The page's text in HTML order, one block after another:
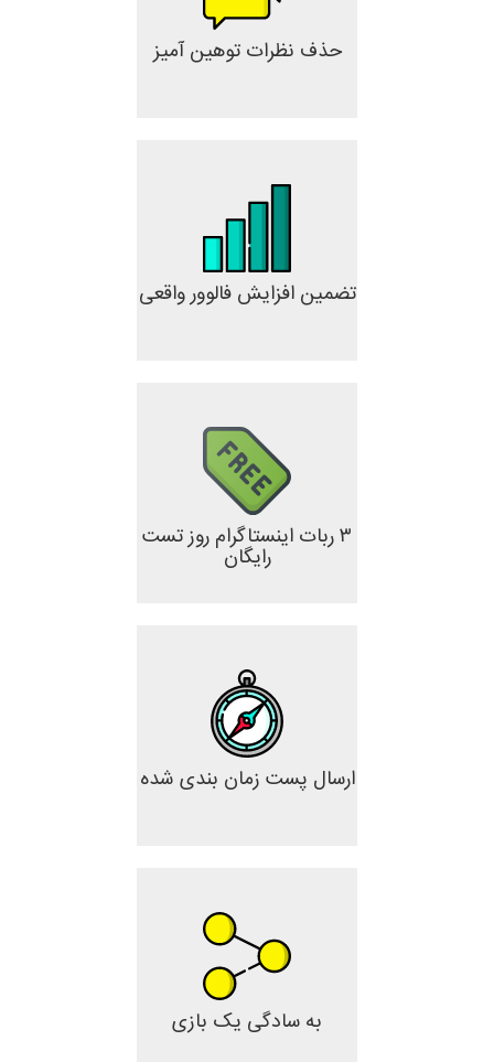
حذف نظرات توهین آمیز
تضمین افزایش فالوور واقعی
۳ ربات اینستاگرام روز تست
رایگان
ارسال پست زمان بندی شده
به سادگی یک بازی